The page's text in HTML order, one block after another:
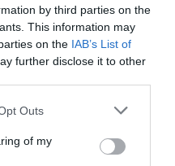
by third parties on the
This information may
on the IAB’s List of
further disclose it to other
Outs
of my
για την παροχή
Πρόγραμμα